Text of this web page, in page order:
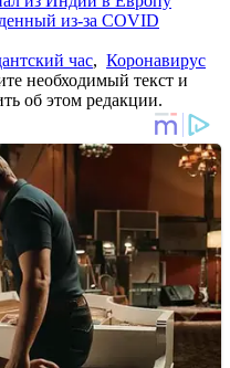
из-за COVID
час, Коронавирус
необходимый текст и
об этом редакции.